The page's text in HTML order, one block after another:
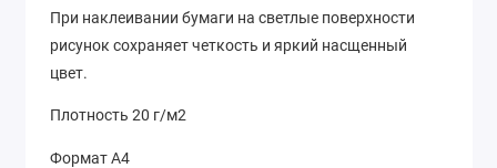
При наклеивании бумаги на светлые поверхности
рисунок сохраняет четкость и яркий насщенный
цвет.
Плотность 20 г/м2
Формат А4